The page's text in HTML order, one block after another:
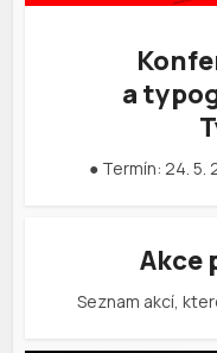
a
● Termín: 24. 5.
Akce
Seznam akcí,